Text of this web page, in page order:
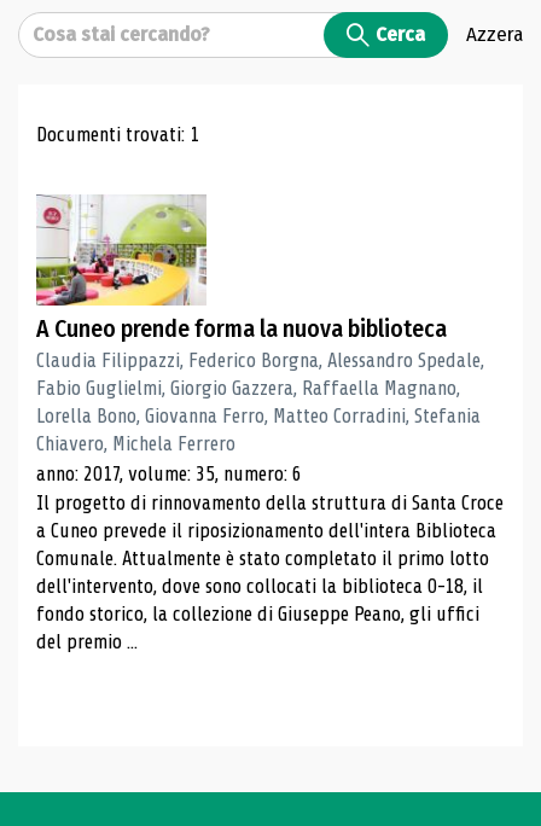
Cerca Cerca Azzera
Risultati di ricerca
Documenti trovati: 1
A Cuneo prende forma la nuova biblioteca
Claudia Filippazzi, Federico Borgna, Alessandro Spedale,
Fabio Guglielmi, Giorgio Gazzera, Raffaella Magnano,
Lorella Bono, Giovanna Ferro, Matteo Corradini, Stefania
Chiavero, Michela Ferrero
anno: 2017, volume: 35, numero: 6
Il progetto di rinnovamento della struttura di Santa Croce
a Cuneo prevede il riposizionamento dell'intera Biblioteca
Comunale. Attualmente è stato completato il primo lotto
dell'intervento, dove sono collocati la biblioteca 0-18, il
fondo storico, la collezione di Giuseppe Peano, gli uffici
del premio ...